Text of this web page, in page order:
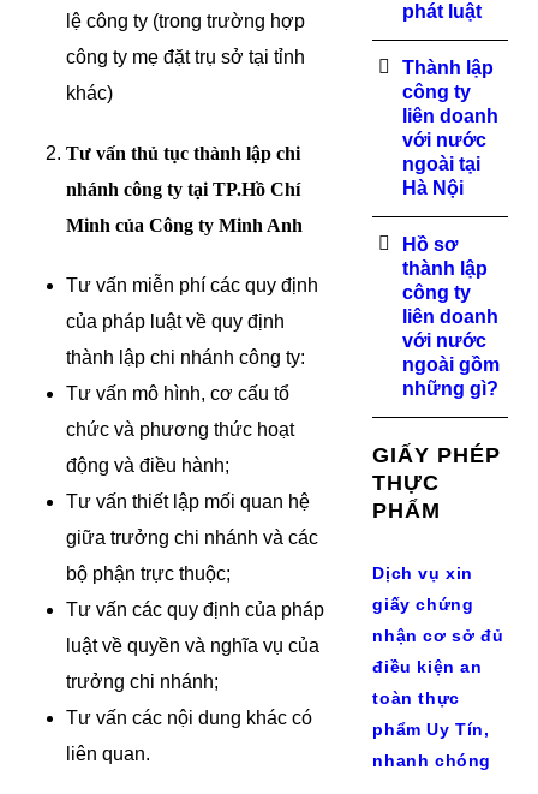
lệ công ty (trong trường hợp
công ty mẹ đặt trụ sở tại tỉnh
khác)
Tư vấn thủ tục thành lập chi
nhánh công ty tại TP.Hồ Chí
Minh của Công ty Minh Anh
Tư vấn miễn phí các quy định
của pháp luật về quy định
thành lập chi nhánh công ty:
Tư vấn mô hình, cơ cấu tổ
chức và phương thức hoạt
động và điều hành;
Tư vấn thiết lập mối quan hệ
giữa trưởng chi nhánh và các
bộ phận trực thuộc;
Tư vấn các quy định của pháp
luật về quyền và nghĩa vụ của
trưởng chi nhánh;
Tư vấn các nội dung khác có
liên quan.
phát luật
Thành lập
công ty
liên doanh
với nước
ngoài tại
Hà Nội
Hồ sơ
thành lập
công ty
liên doanh
với nước
ngoài gồm
những gì?
GIẤY PHÉP
THỰC
PHẨM
Dịch vụ xin
giấy chứng
nhận cơ sở đủ
điều kiện an
toàn thực
phẩm Uy Tín,
nhanh chóng